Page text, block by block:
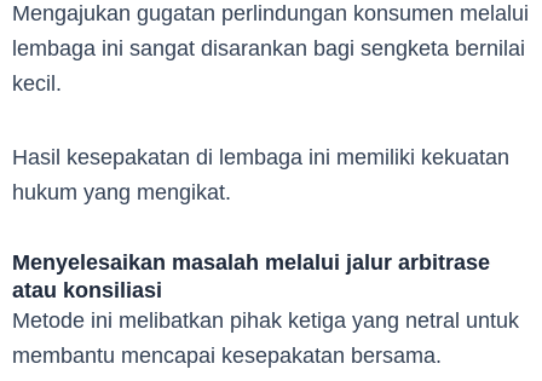
Mengajukan gugatan perlindungan konsumen melalui
lembaga ini sangat disarankan bagi sengketa bernilai
kecil.
Hasil kesepakatan di lembaga ini memiliki kekuatan
hukum yang mengikat.
Menyelesaikan masalah melalui jalur arbitrase
atau konsiliasi
Metode ini melibatkan pihak ketiga yang netral untuk
membantu mencapai kesepakatan bersama.